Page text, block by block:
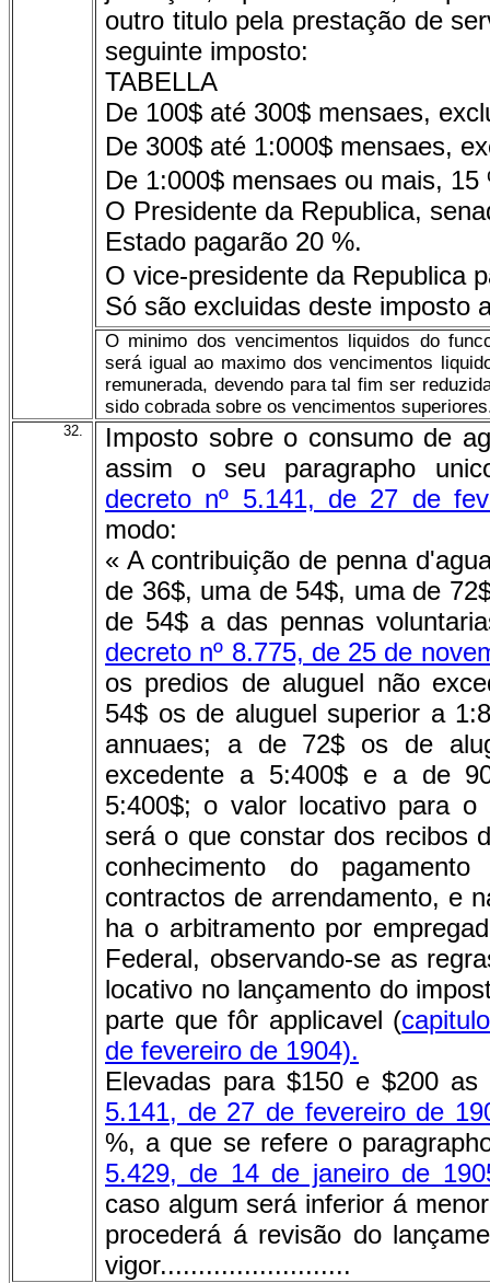
outro titulo pela prestação de
seguinte imposto:
TABELLA
De 100$ até 300$ mensaes,
De 300$ até 1:000$ mensaes,
De 1:000$ mensaes ou mais, 15
O Presidente da Republica,
Estado pagarão 20 %.
O vice-presidente da Republica
Só são excluidas deste imposto
O minimo dos vencimentos liquidos do
será igual ao maximo dos vencimentos
remunerada, devendo para tal fim ser
sido cobrada sobre os vencimentos
32.
Imposto sobre o consumo de
assim o seu paragrapho
decreto nº 5.141, de 27 de
modo:
« A contribuição de penna
de 36$, uma de 54$, uma de
de 54$ a das pennas
decreto nº 8.775, de 25 de
os predios de aluguel não
54$ os de aluguel superior a
annuaes; a de 72$ os de
excedente a 5:400$ e a de
5:400$; o valor locativo para
será o que constar dos recibos
conhecimento do
contractos de arrendamento, e
ha o arbitramento por
Federal, observando-se as
locativo no lançamento do
parte que fôr applicavel (
de fevereiro de 1904).
Elevadas para $150 e $200
5.141, de 27 de fevereiro de
%, a que se refere o
5.429, de 14 de janeiro de
caso algum será inferior á
procederá á revisão do
vigor.........................